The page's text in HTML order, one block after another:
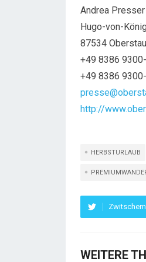
Andrea Presser
Hugo-von-
87534
+49 8386
+49 8386
http://
HERBSTURLAUB
WEITERE